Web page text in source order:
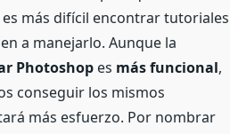
más difícil encontrar tutoriales
a manejarlo. Aunque la
Photoshop es más funcional,
conseguir los mismos
más esfuerzo. Por nombrar